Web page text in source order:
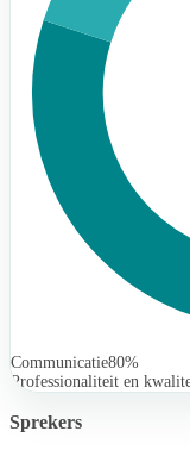
Communicatie80%
Professionaliteit en
Sprekers